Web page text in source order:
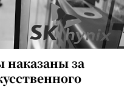
наказаны за